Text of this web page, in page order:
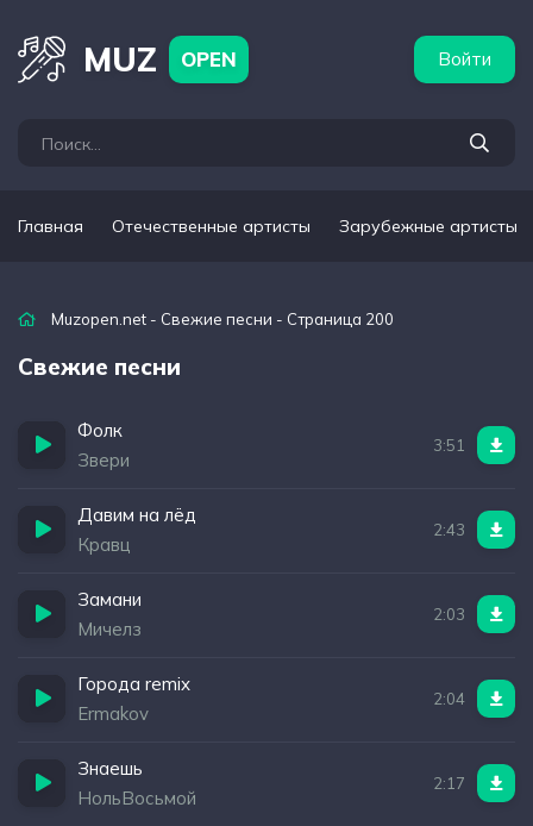
MUZ OPEN Войти
Главная Отечественные артисты Зарубежные артисты
Muzopen.net - Свежие песни - Страница 200
Свежие песни
Фолк
Звери
3:51
Давим на лёд
Кравц
2:43
Замани
Мичелз
2:03
Города remix
Ermakov
2:04
Знаешь
НольВосьмой
2:17
артисты Популярные подборки